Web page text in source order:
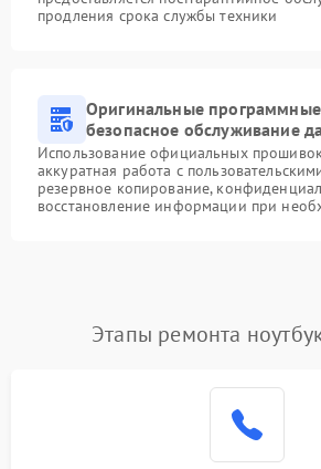
продления срока службы техники
Оригинальные
безопасное обслуживание
Использование официальных
аккуратная работа с
резервное копирование,
восстановление информации при
Этапы ремонта